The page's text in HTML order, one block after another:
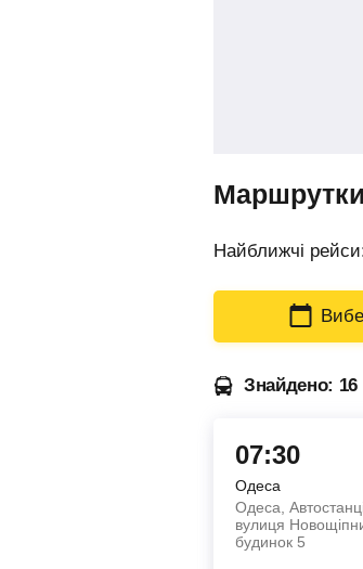
Маршрутки
Найближчі
Знайдено:
07:30
Одеса
Одеса,
вулиця
будинок 5